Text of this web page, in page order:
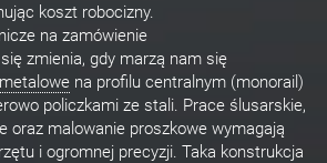
koszt robocizny.
na zamówienie
zmienia, gdy marzą nam się
na profilu centralnym (monorail)
policzkami ze stali. Prace ślusarskie,
oraz malowanie proszkowe wymagają
i ogromnej precyzji. Taka konstrukcja